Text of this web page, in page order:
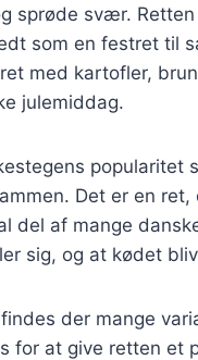
sprøde svær.
som en festret til
med kartofler,
julemiddag.
popularitet
Det er en
del af mange
sig, og at kødet
der mange
for at give retten et